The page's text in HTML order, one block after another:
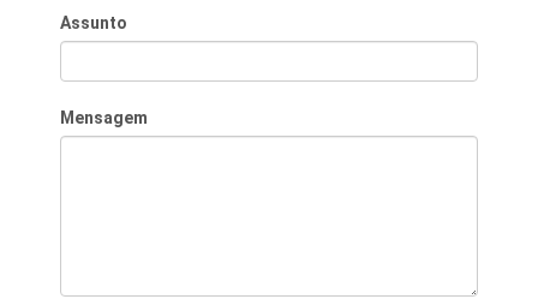
Assunto
Mensagem